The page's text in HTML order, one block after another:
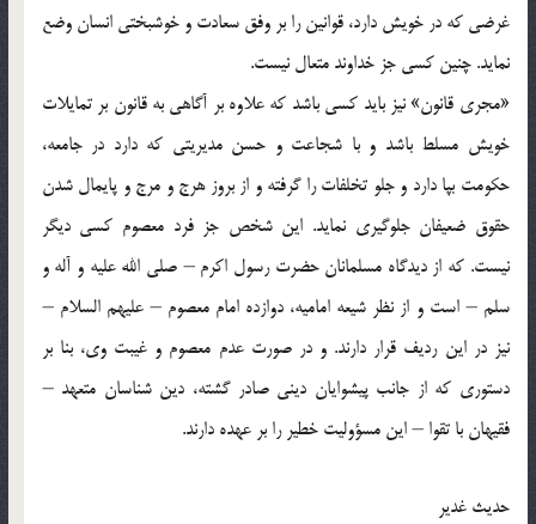
‏غرضى كه در خويش دارد، قوانين را بر وفق سعادت و خوشبختى انسان وضع
نمايد. چنين كسى جز خداوند متعال نيست.
«مجرى قانون‏» نيز بايد كسى باشد كه علاوه بر آگاهى به قانون بر تمايلات
خويش مسلط باشد و با شجاعت و حسن مديريتى كه دارد در جامعه،
حكومت ‏بپا دارد و جلو تخلفات را گرفته و از بروز هرج و مرج و پايمال شدن
حقوق ضعيفان جلوگيرى نمايد. اين شخص جز فرد معصوم كسى ديگر
نيست. كه از ديدگاه مسلمانان حضرت رسول اكرم – صلى الله عليه و آله و
سلم – است و از نظر شيعه اماميه، دوازده امام معصوم – عليهم السلام –
نيز در اين رديف قرار دارند. و در صورت عدم معصوم و غيبت وى، بنا بر
دستورى كه از جانب پيشوايان دينى صادر گشته، دين ‏شناسان متعهد –
فقيهان با تقوا – اين مسؤوليت ‏خطير را بر عهده دارند.
حديث غدير